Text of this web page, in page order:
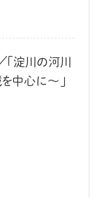
淀川の河川
中心に～」